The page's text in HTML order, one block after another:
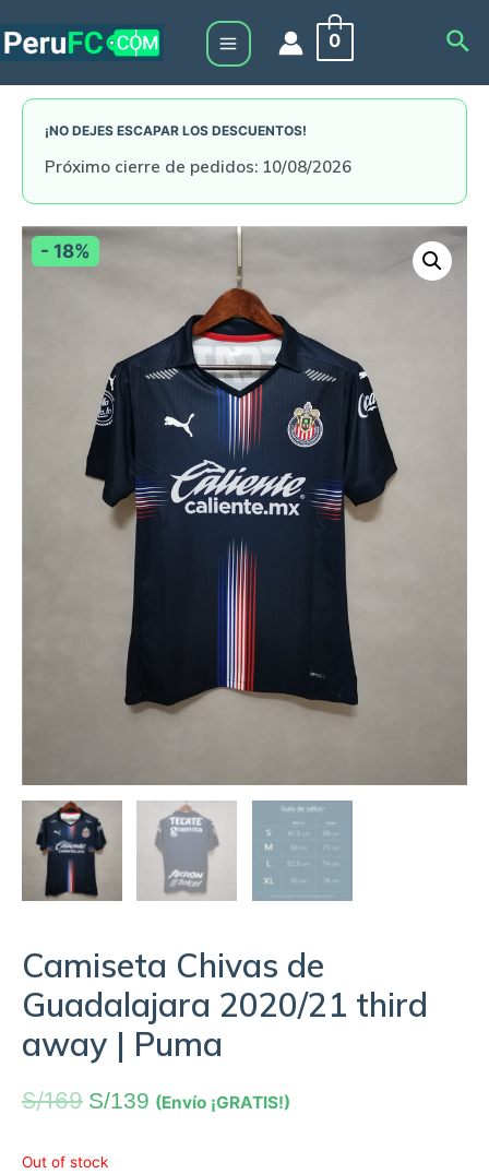
to
Main
Menu
0
¡NO DEJES ESCAPAR LOS DESCUENTOS!
Próximo cierre de pedidos: 10/08/2026
- 18%
Camiseta Chivas de
Guadalajara 2020/21 third
away | Puma
S/169 S/139 (Envío ¡GRATIS!)
Out of stock